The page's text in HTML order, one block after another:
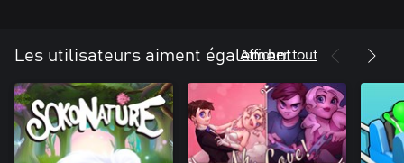
Les utilisateurs aiment également
Afficher tout